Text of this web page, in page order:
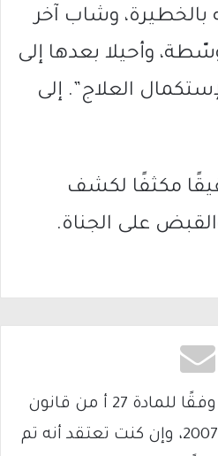
وشاب آخر
وأحيلا بعدها إلى
العلاج”. إلى
مكثفًا لكشف
على الجناة.
يتم الاستخدام المواد وفقًا للمادة 27 أ من قانون
حقوق التأليف والنشر 2007، وإن كنت تعتقد أنه تم